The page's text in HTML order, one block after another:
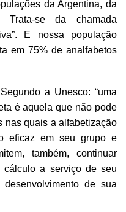
da Argentina, da
se da chamada
E nossa população
em 75% de analfabetos
a Unesco: “uma
é aquela que não pode
nas quais a alfabetização
eficaz em seu grupo e
também, continuar
a serviço de seu
de sua